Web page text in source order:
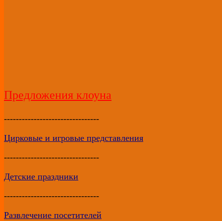
Предложения клоуна
--------------------------------
Цирковые и игровые представления
--------------------------------
Детские праздники
--------------------------------
Развлечение посетителей